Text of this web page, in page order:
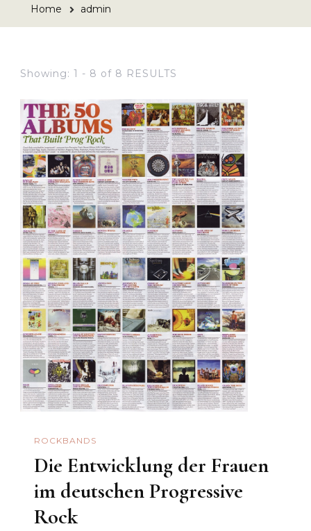
Home admin
Showing: 1 - 8 of 8 RESULTS
ROCKBANDS
Die Entwicklung der Frauen
im deutschen Progressive
Rock